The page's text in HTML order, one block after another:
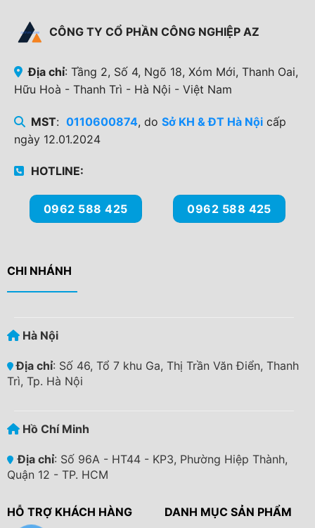
CÔNG TY CỔ PHẦN CÔNG NGHIỆP AZ
Địa chỉ: Tầng 2, Số 4, Ngõ 18, Xóm Mới, Thanh Oai,
Hữu Hoà - Thanh Trì - Hà Nội - Việt Nam
MST: 0110600874, do Sở KH & ĐT Hà Nộicấp
ngày 12.01.2024
HOTLINE:
0962 588 425 0962 588 425
CHI NHÁNH
Hà Nội
Địa chỉ: Số 46, Tổ 7 khu Ga, Thị Trần Văn Điển, Thanh
Trì, Tp. Hà Nội
Hồ Chí Minh
Địa chỉ: Số 96A - HT44 - KP3, Phường Hiệp Thành,
Quận 12 - TP. HCM
HỖ TRỢ KHÁCH HÀNG DANH MỤC SẢN PHẨM